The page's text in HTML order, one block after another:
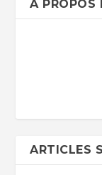
A PROPOS
ARTICLES